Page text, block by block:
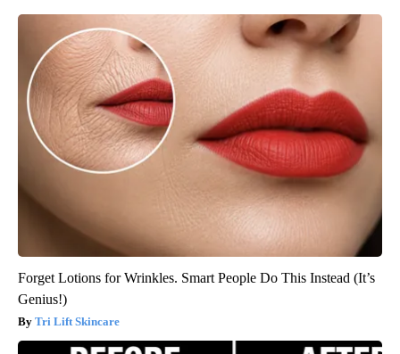
Forget Lotions for Wrinkles. Smart People Do This Instead (It’s
Genius!)
Tri Lift Skincare